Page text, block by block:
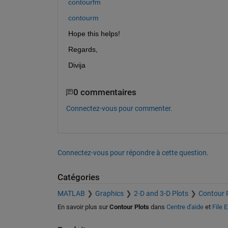
contourfm
contourm
Hope this helps!
Regards,
Divija
0 commentaires
Connectez-vous pour commenter.
Connectez-vous pour répondre à cette question.
Catégories
MATLAB Graphics 2-D and 3-D Plots Contour
En savoir plus sur Contour Plots dans Centre d'aideet File